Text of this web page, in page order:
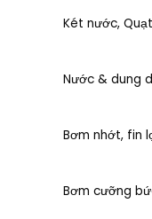
Két nước,
Nước & dung
Bơm nhớt, fin
Bơm cưỡng